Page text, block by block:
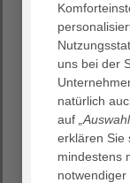
Auf diese
Medizin im
geben, um
ihren
zu ermöglichen.
Medizin im
pflegerisches
vermitteln. Wir
uns bei der
natürlich
auf
erklären Sie
mindestens
notwendiger